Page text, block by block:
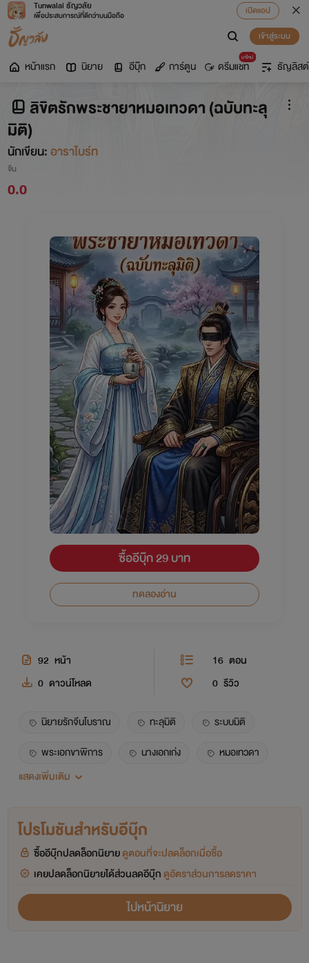
Tunwalai ธัญวลัย
เพื่อประสบการณ์ที่ดีกว่าบนมือถือ
เปิดแอป
เข้าสู่ระบบ
หน้าแรก นิยาย อีบุ๊ก การ์ตูน
มาใหม่
ดรีมแชท ธัญลิสต์
ลิขิตรักพระชายาหมอเทวดา (ฉบับทะลุ
มิติ)
นักเขียน:อาราไบร์ท
จีน
0.0
ซื้ออีบุ๊ก 29 บาท
ทดลองอ่าน
92 หน้า 16 ตอน
0 ดาวน์โหลด 0 รีวิว
นิยายรักจีนโบราณ ทะลุมิติ
ระบบมิติ
พระเอกขาพิการ
นางเอกเก่ง
หมอเทวดา
คลั่งรัก
แสดงเพิ่มเติม
โปรโมชันสำหรับอีบุ๊ก
ซื้ออีบุ๊กปลดล็อกนิยายดูตอนที่จะปลดล็อกเมื่อซื้อ
เคยปลดล็อกนิยายได้ส่วนลดอีบุ๊ก ดูอัตราส่วนการลดราคา
ไปหน้านิยาย